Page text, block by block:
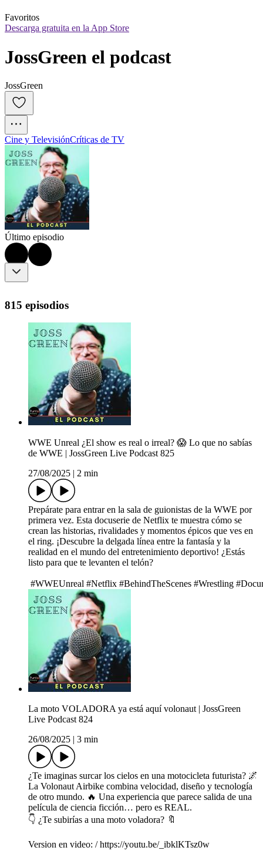
Favoritos
Descarga gratuita en la App Store
JossGreen el podcast
JossGreen
Cine y TelevisiónCríticas de TV
Último episodio
815 episodios
WWE Unreal ¿El show es real o irreal? 😱 Lo que no sabías
de WWE | JossGreen Live Podcast 825
27/08/2025
2 min
Prepárate para entrar en la sala de guionistas de la WWE por
primera vez. Esta docuserie de Netflix te muestra cómo se
crean las historias, rivalidades y momentos épicos que ves en
el ring. ¡Descubre la delgada línea entre la fantasía y la
realidad en el mundo del entretenimiento deportivo! ¿Estás
listo para que te levanten el telón?
#WWEUnreal #Netflix #BehindTheScenes #Wrestling
La moto VOLADORA ya está aquí volonaut | JossGreen
Live Podcast 824
26/08/2025
3 min
¿Te imaginas surcar los cielos en una motocicleta futurista? 🌌
La Volonaut Airbike combina velocidad, diseño y tecnología
de otro mundo. 🔥 Una experiencia que parece salida de una
película de ciencia ficción… pero es REAL.
👇 ¿Te subirías a una moto voladora? 🔖
Version en video: / https://youtu.be/_ibklKTsz0w